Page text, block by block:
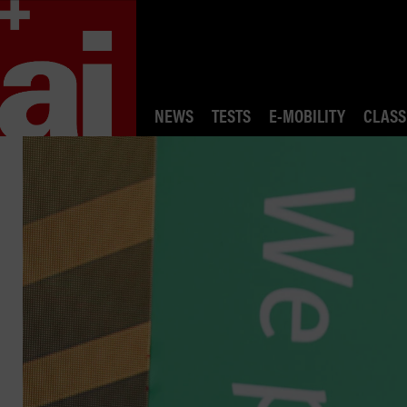
NEWS TESTS E-MOBILITY